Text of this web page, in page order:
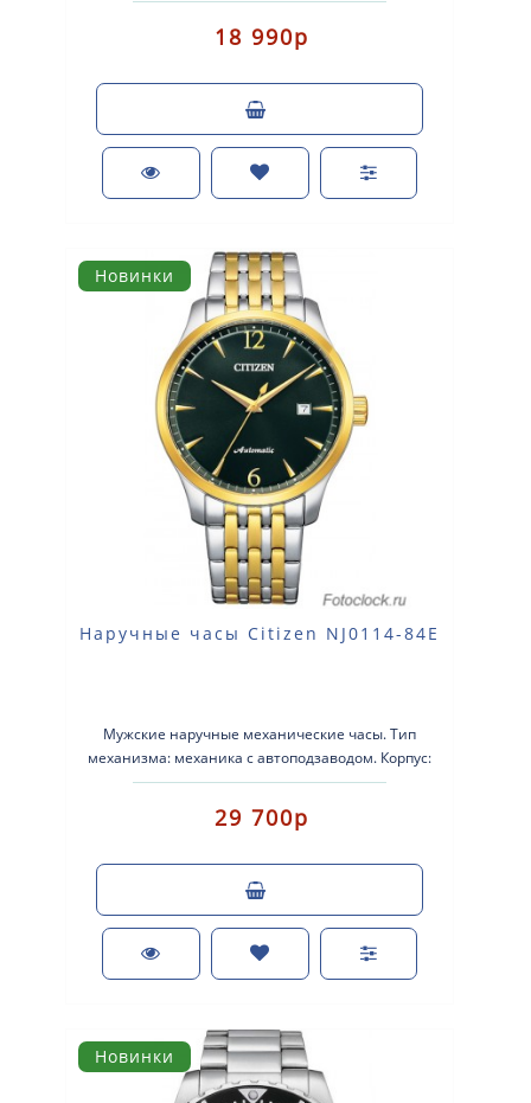
с..
18 990р
Новинки
Наручные часы Citizen NJ0114-84E
Мужские наручные механические часы. Тип
механизма: механика с автоподзаводом. Корпус:
нержавеющая сталь. Браслет..
29 700р
Новинки